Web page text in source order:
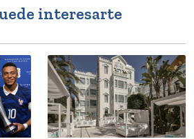
interesarte